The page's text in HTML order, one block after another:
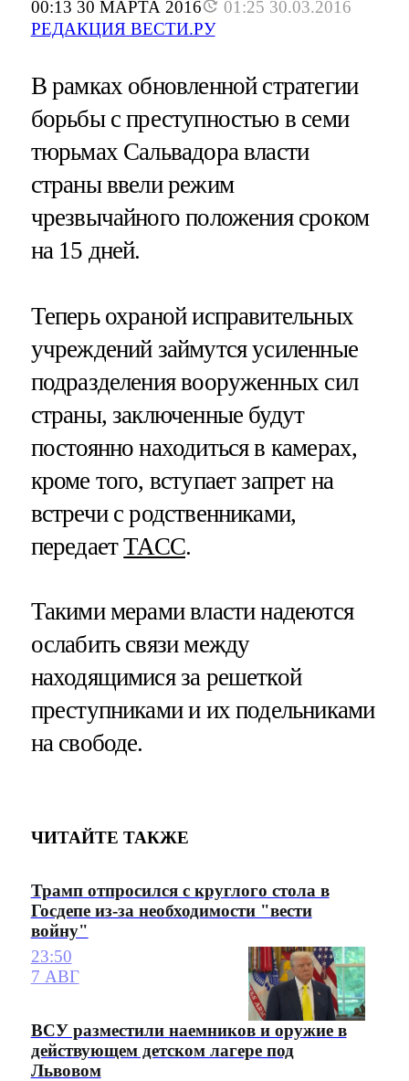
00:13 30 МАРТА 2016
01:25 30.03.2016
РЕДАКЦИЯ ВЕСТИ.РУ
В рамках обновленной стратегии
борьбы с преступностью в семи
тюрьмах Сальвадора власти
страны ввели режим
чрезвычайного положения сроком
на 15 дней.
Теперь охраной исправительных
учреждений займутся усиленные
подразделения вооруженных сил
страны, заключенные будут
постоянно находиться в камерах,
кроме того, вступает запрет на
встречи с родственниками,
передаетТАСС.
Такими мерами власти надеются
ослабить связи между
находящимися за решеткой
преступниками и их подельниками
на свободе.
ЧИТАЙТЕ ТАКЖЕ
Трамп отпросился с круглого стола в
Госдепе из-за необходимости "вести
войну"
23:50
7 АВГ
ВСУ разместили наемников и оружие в
действующем детском лагере под
Львовом